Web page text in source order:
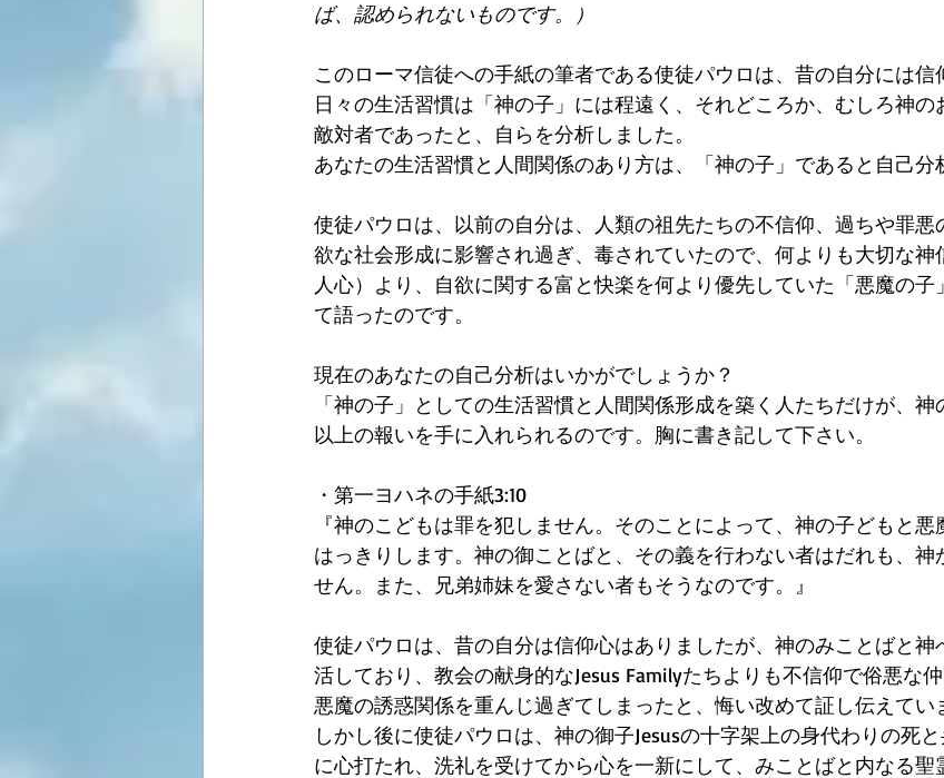
ば、認められないものです。）
このローマ信徒への手紙の筆者である使徒パウロは、昔の自分には信
日々の生活習慣は「神の子」には程遠く、それどころか、むしろ神
敵対者であったと、自らを分析しました。
あなたの生活習慣と人間関係のあり方は、「神の子」であると自己分
使徒パウロは、以前の自分は、人類の祖先たちの不信仰、過ちや罪悪
欲な社会形成に影響され過ぎ、毒されていたので、何よりも大切な神
人心）より、自欲に関する富と快楽を何より優先していた「悪魔の子
て語ったのです。
現在のあなたの自己分析はいかがでしょうか？
「神の子」としての生活習慣と人間関係形成を築く人たちだけが、
以上の報いを手に入れられるのです。胸に書き記して下さい。
・第一ヨハネの手紙3:10
『神のこどもは罪を犯しません。そのことによって、神の子どもと
はっきりします。神の御ことばと、その義を行わない者はだれも、神
せん。また、兄弟姉妹を愛さない者もそうなのです。』
使徒パウロは、昔の自分は信仰心はありましたが、神のみことばと神
活しており、教会の献身的なJesus Familyたちよりも不信仰で俗悪な
悪魔の誘惑関係を重んじ過ぎてしまったと、悔い改めて証し伝えてい
しかし後に使徒パウロは、神の御子Jesusの十字架上の身代わりの死
に心打たれ、洗礼を受けてから心を一新にして、みことばと内なる聖